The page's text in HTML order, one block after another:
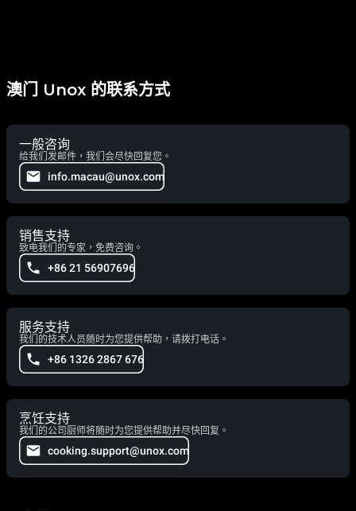
澳门 Unox 的联系方式
一般咨询
给我们发邮件，我们会尽快回复您。
info.macau@unox.com
销售支持
致电我们的专家，免费咨询。
+86 21 56907696
服务支持
我们的技术人员随时为您提供帮助，请拨打电话。
+86 1326 2867 676
烹饪支持
我们的公司厨师将随时为您提供帮助并尽快回复。
cooking.support@unox.com